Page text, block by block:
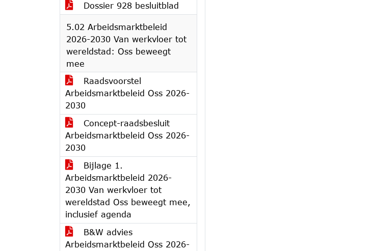
Dossier 928 besluitblad
5.02 Arbeidsmarktbeleid
2026-2030 Van werkvloer tot
wereldstad: Oss beweegt
mee
Raadsvoorstel
Arbeidsmarktbeleid Oss 2026-
2030
Concept-raadsbesluit
Arbeidsmarktbeleid Oss 2026-
2030
Bijlage 1.
Arbeidsmarktbeleid 2026-
2030 Van werkvloer tot
wereldstad Oss beweegt mee,
inclusief agenda
B&W advies
Arbeidsmarktbeleid Oss 2026-